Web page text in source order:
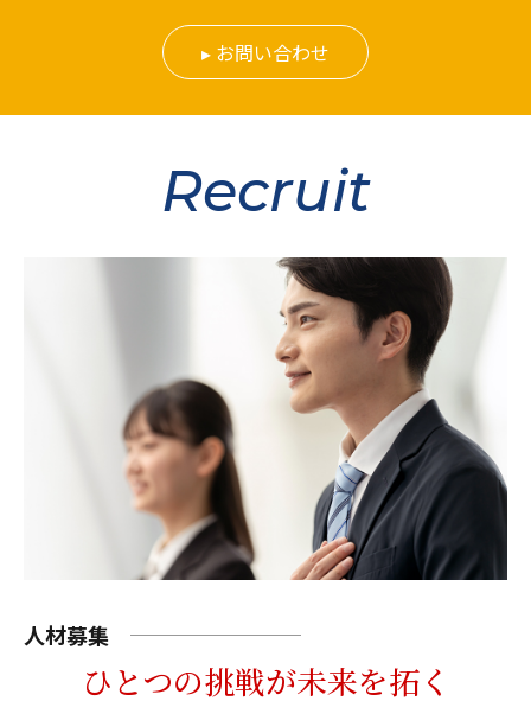
お問い合わせ
Recruit
人材募集
ひとつの挑戦が未来を拓く